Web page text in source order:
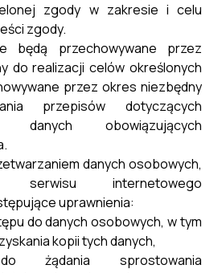
zgody w zakresie i celu
zgody.
będą przechowywane przez
do realizacji celów określonych
przez okres niezbędny
przepisów dotyczących
danych obowiązujących
danych osobowych,
serwisu internetowego
uprawnienia:
do danych osobowych, w tym
kopii tych danych,
żądania sprostowania